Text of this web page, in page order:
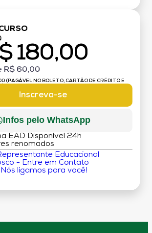
180,00
R$ 60,00
(PAGÁVEL NO BOLETO, CARTÃO DE CRÉDITO E
Inscreva-se
Infos pelo WhatsApp
EAD Disponível 24h
renomados
Educacional
- Entre em Contato
ligamos para você!